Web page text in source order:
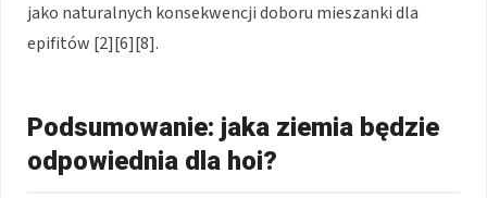
jako naturalnych konsekwencji doboru mieszanki dla
epifitów [2][6][8].
Podsumowanie: jaka ziemia będzie
odpowiednia dla hoi?